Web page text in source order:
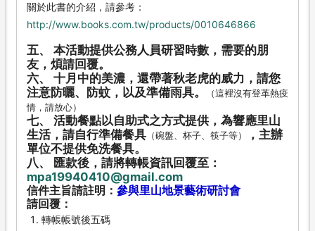
關於此書的介紹，請參考：
http://www.books.com.tw/products/0010646866
五、 本活動提供公務人員研習時數，需要的朋
友，煩請回覆。
六、 十月中的美濃，還帶著秋老虎的威力，請您
注意防曬、防蚊，以及準備雨具。
（這裡沒有登革熱疫
情，請放心）
七、 活動餐點以自助式之方式提供，為響應里山
生活，請自行準備餐具 （碗盤、杯子、筷子等）
，主辦
單位不提供免洗餐具。
八、 匯款後，請將轉帳資訊回覆至：
mpa19940410@gmail.com
信件主旨請註明： 參與里山地景藝術研討會
請回覆：
轉帳帳號後五碼